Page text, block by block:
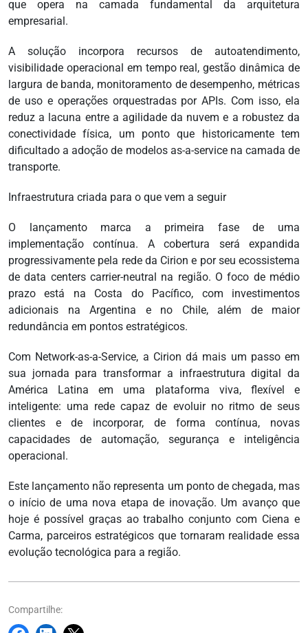
que opera na camada fundamental da arquitetura
empresarial.
A solução incorpora recursos de autoatendimento,
visibilidade operacional em tempo real, gestão dinâmica de
largura de banda, monitoramento de desempenho, métricas
de uso e operações orquestradas por APIs. Com isso, ela
reduz a lacuna entre a agilidade da nuvem e a robustez da
conectividade física, um ponto que historicamente tem
dificultado a adoção de modelos as-a-service na camada de
transporte.
Infraestrutura criada para o que vem a seguir
O lançamento marca a primeira fase de uma
implementação contínua. A cobertura será expandida
progressivamente pela rede da Cirion e por seu ecossistema
de data centers carrier-neutral na região. O foco de médio
prazo está na Costa do Pacífico, com investimentos
adicionais na Argentina e no Chile, além de maior
redundância em pontos estratégicos.
Com Network-as-a-Service, a Cirion dá mais um passo em
sua jornada para transformar a infraestrutura digital da
América Latina em uma plataforma viva, flexível e
inteligente: uma rede capaz de evoluir no ritmo de seus
clientes e de incorporar, de forma contínua, novas
capacidades de automação, segurança e inteligência
operacional.
Este lançamento não representa um ponto de chegada, mas
o início de uma nova etapa de inovação. Um avanço que
hoje é possível graças ao trabalho conjunto com Ciena e
Carma, parceiros estratégicos que tornaram realidade essa
evolução tecnológica para a região.
Compartilhe: